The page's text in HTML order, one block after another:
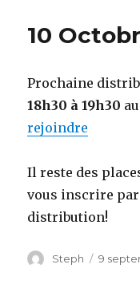
10
Prochaine
18h30 à 19h30
rejoindre
Il reste des
vous inscrire
distribution!
Auteur
Steph
Publié
9